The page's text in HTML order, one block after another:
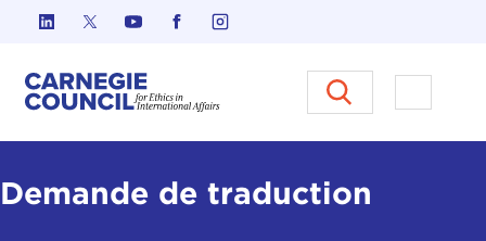
Skip to content
Carnegie Council sur
Ouvrir
Demande de traduction